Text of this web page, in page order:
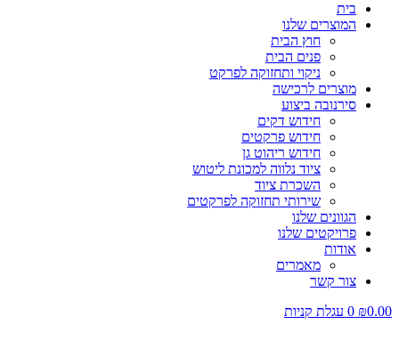
בית
המוצרים שלנו
חוץ הבית
פנים הבית
ניקוי ותחזוקה לפרקט
מוצרים לרכישה
סירנובה ביצוע
חידוש דקים
חידוש פרקטים
חידוש ריהוט גן
ציוד נלווה למכונת ליטוש
השכרת ציוד
שירותי תחזוקה לפרקטים
הגוונים שלנו
פרויקטים שלנו
אודות
מאמרים
צור קשר
₪0.00
0 עגלת קניות